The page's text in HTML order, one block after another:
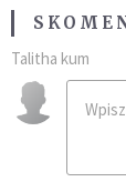
Talitha kum